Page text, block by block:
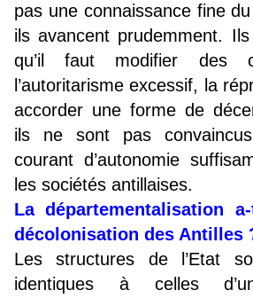
pas une connaissance fine
ils avancent prudemment.
qu’il faut modifier des
l’autoritarisme excessif, la
accorder une forme de
ils ne sont pas
courant d’autonomie
les sociétés antillaises.
La départementalisation
décolonisation des Antilles
Les structures de l’Etat
identiques à celles